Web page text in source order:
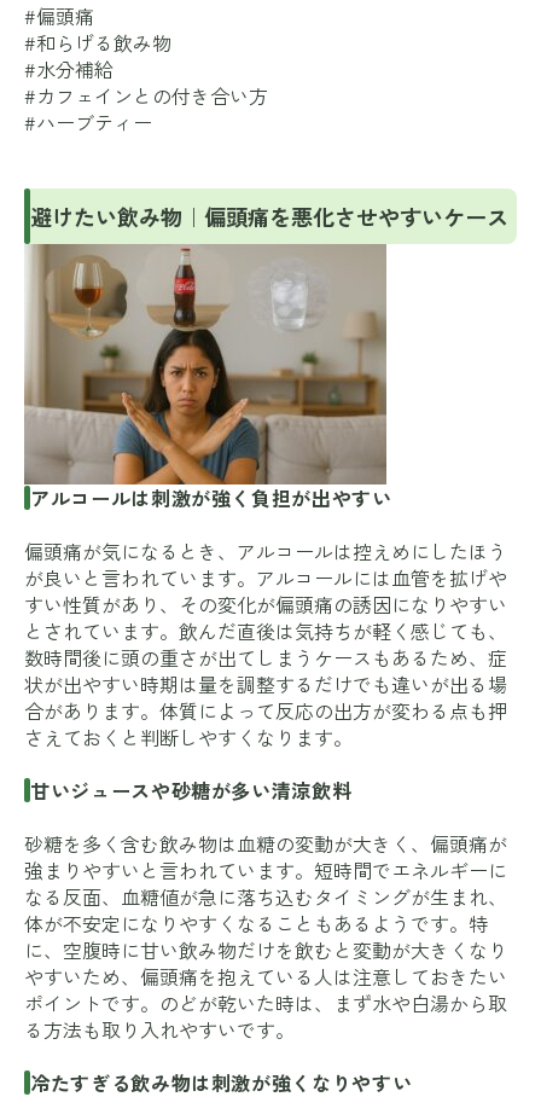
#偏頭痛
#和らげる飲み物
#水分補給
#カフェインとの付き合い方
#ハーブティー
避けたい飲み物｜偏頭痛を悪化させやすいケース
アルコールは刺激が強く負担が出やすい
偏頭痛が気になるとき、アルコールは控えめにしたほう
が良いと言われています。アルコールには血管を拡げや
すい性質があり、その変化が偏頭痛の誘因になりやすい
とされています。飲んだ直後は気持ちが軽く感じても、
数時間後に頭の重さが出てしまうケースもあるため、症
状が出やすい時期は量を調整するだけでも違いが出る場
合があります。体質によって反応の出方が変わる点も押
さえておくと判断しやすくなります。
甘いジュースや砂糖が多い清涼飲料
砂糖を多く含む飲み物は血糖の変動が大きく、偏頭痛が
強まりやすいと言われています。短時間でエネルギーに
なる反面、血糖値が急に落ち込むタイミングが生まれ、
体が不安定になりやすくなることもあるようです。特
に、空腹時に甘い飲み物だけを飲むと変動が大きくなり
やすいため、偏頭痛を抱えている人は注意しておきたい
ポイントです。のどが乾いた時は、まず水や白湯から取
る方法も取り入れやすいです。
冷たすぎる飲み物は刺激が強くなりやすい